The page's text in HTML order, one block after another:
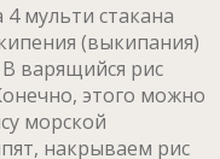
мульти стакана
(выкипания)
варящийся рис
этого можно
морской
накрываем рис